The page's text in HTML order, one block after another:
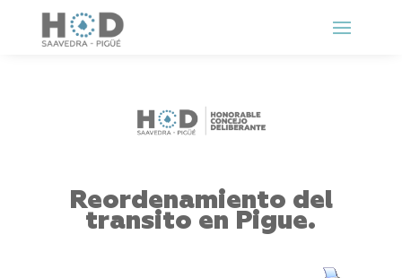
Reordenamiento del
transito en Pigue.